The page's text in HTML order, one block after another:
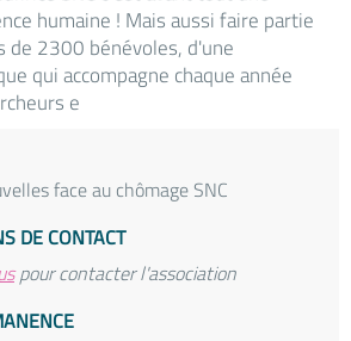
humaine ! Mais aussi faire partie
de 2300 bénévoles, d'une
qui accompagne chaque année
e
face au chômage SNC
DE CONTACT
pour contacter l'association